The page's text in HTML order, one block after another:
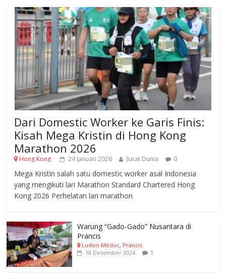
Dari Domestic Worker ke Garis Finis:
Kisah Mega Kristin di Hong Kong
Marathon 2026
Hong Kong 24 Januari 2026 Surat Dunia 0
Mega Kristin salah satu domestic worker asal Indonesia
yang mengikuti lari Marathon Standard Chartered Hong
Kong 2026 Perhelatan lari marathon
Warung “Gado-Gado” Nusantara di
Prancis
Ludon-Médoc, Prancis
18 Desember 2024
1